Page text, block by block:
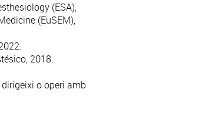
(ESA),
(EuSEM),
2018.
o operi amb